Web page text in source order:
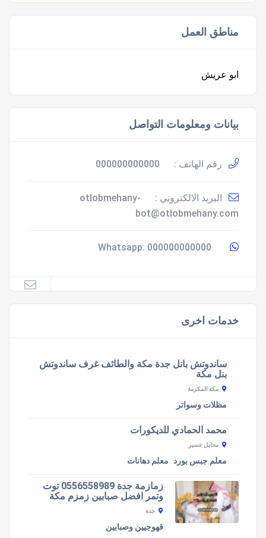
مناطق العمل
ابو عريش
بيانات ومعلومات التواصل
رقم الهاتف : 000000000000
البريد الالكتروني :
otlobmehany-
bot@otlobmehany.com
000000000000
خدمات اخرى
ساندوتش بانل جدة مكة والطائف غرف ساندوتش
بنل مكة
مكة المكرمة
مظلات وسواتر
محمد الحمادي للديكورات
محايل عسير
معلم جبس بورد معلم دهانات
زمازمة جدة 0556558989 توت
وتمر افضل صبابين زمزم مكة
جدة
قهوجيين وصبابين